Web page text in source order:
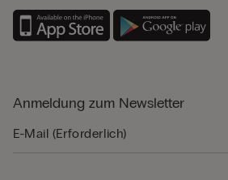
Anmeldung zum Newsletter